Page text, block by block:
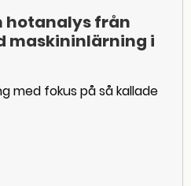
hotanalys från
maskininlärning i
med fokus på så kallade